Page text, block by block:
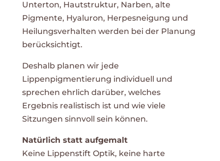
Unterton, Hautstruktur, Narben, alte
Pigmente, Hyaluron, Herpesneigung und
Heilungsverhalten werden bei der Planung
berücksichtigt.
Deshalb planen wir jede
Lippenpigmentierung individuell und
sprechen ehrlich darüber, welches
Ergebnis realistisch ist und wie viele
Sitzungen sinnvoll sein können.
Natürlich statt aufgemalt
Keine Lippenstift Optik, keine harte